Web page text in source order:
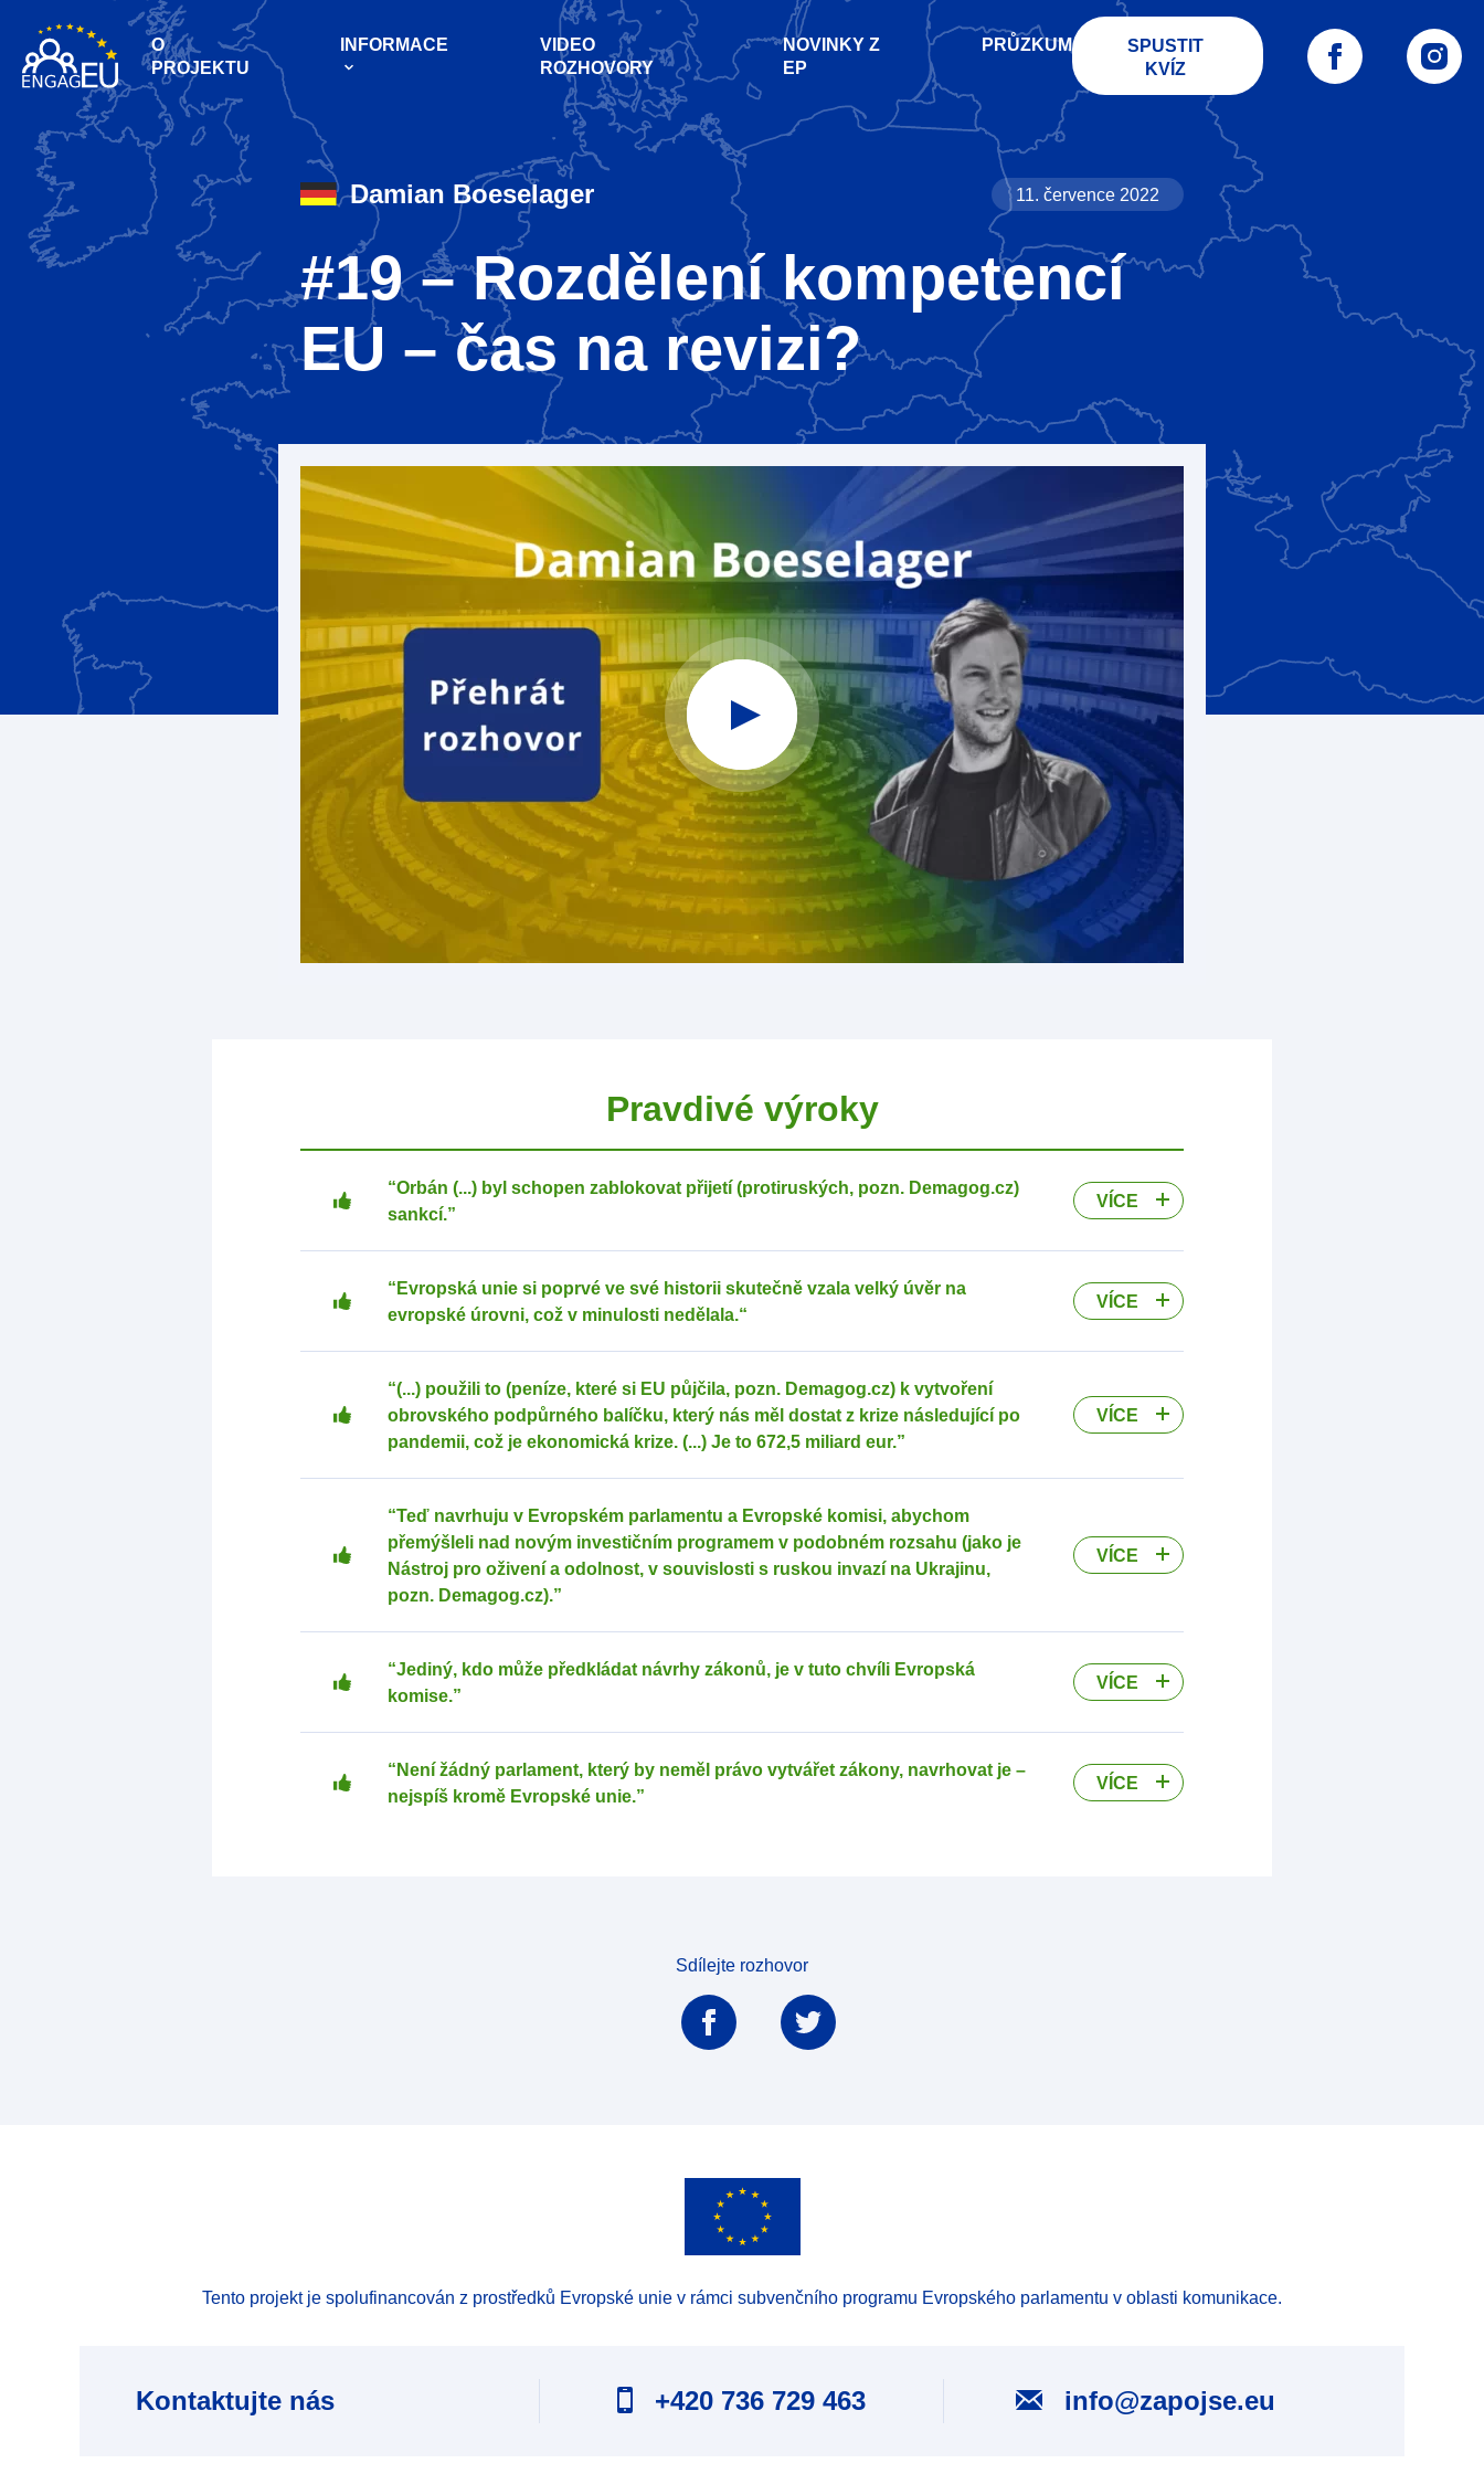
O
PROJEKTU
INFORMACE
VIDEO
ROZHOVORY
NOVINKY Z
EP
PRŮZKUM
SPUSTIT
KVÍZ
Damian Boeselager 11. července 2022
#19 – Rozdělení kompetencí
EU – čas na revizi?
Pravdivé výroky
“Orbán (...) byl schopen zablokovat přijetí (protiruských, pozn. Demagog.cz)
sankcí.”
VÍCE
“Evropská unie si poprvé ve své historii skutečně vzala velký úvěr na
evropské úrovni, což v minulosti nedělala.“
VÍCE
“(...) použili to (peníze, které si EU půjčila, pozn. Demagog.cz) k vytvoření
obrovského podpůrného balíčku, který nás měl dostat z krize následující po
pandemii, což je ekonomická krize. (...) Je to 672,5 miliard eur.”
VÍCE
“Teď navrhuju v Evropském parlamentu a Evropské komisi, abychom
přemýšleli nad novým investičním programem v podobném rozsahu (jako je
Nástroj pro oživení a odolnost, v souvislosti s ruskou invazí na Ukrajinu,
pozn. Demagog.cz).”
VÍCE
“Jediný, kdo může předkládat návrhy zákonů, je v tuto chvíli Evropská
komise.”
VÍCE
“Není žádný parlament, který by neměl právo vytvářet zákony, navrhovat je –
nejspíš kromě Evropské unie.”
VÍCE
Sdílejte rozhovor
Tento projekt je spolufinancován z prostředků Evropské unie v rámci subvenčního programu Evropského parlamentu v oblasti komunikace.
Kontaktujte nás +420 736 729 463 info@zapojse.eu